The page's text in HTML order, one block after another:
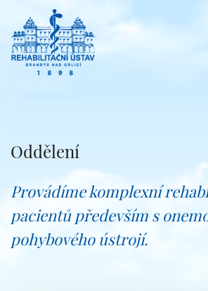
Oddělení
Provádíme komplexní
pacientů především s
pohybového ústrojí.